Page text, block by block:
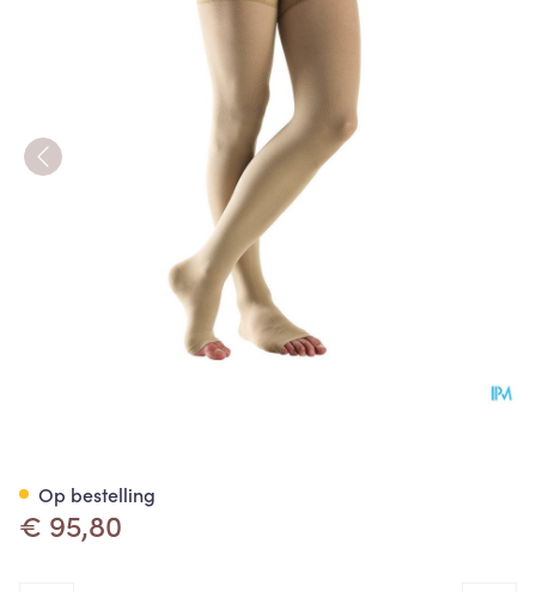
€ 95,80
Op bestelling